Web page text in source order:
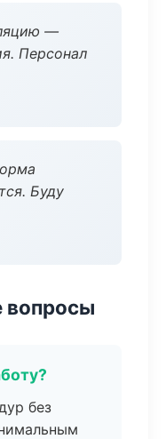
—
Персонал
Буду
вопросы
без